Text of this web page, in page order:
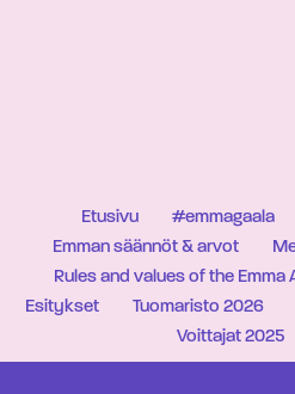
Etusivu #emmagaala
Emman säännöt & arvot
Rules and values of the Emma
Esitykset
Tuomaristo 2026
Voittajat 2025